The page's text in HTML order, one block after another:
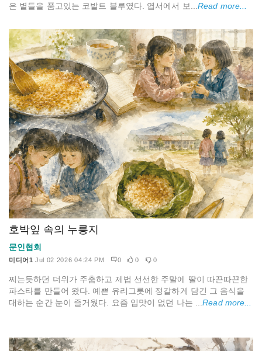
은 별들을 품고있는 코발트 블루였다. 엽서에서 보... Read more...
호박잎 속의 누릉지
문인협회
미디어1 Jul 02 2026 04:24 PM 0 0 0
찌는듯하던 더위가 주춤하고 제법 선선한 주말에 딸이 따끈따끈한
파스타를 만들어 왔다. 예쁜 유리그릇에 정갈하게 담긴 그 음식을
대하는 순간 눈이 즐거웠다. 요즘 입맛이 없던 나는 ...Read more...